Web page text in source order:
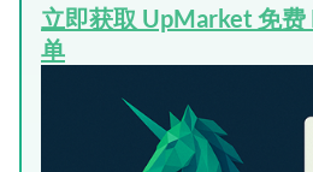
立即获取 UpMarket 免
单​